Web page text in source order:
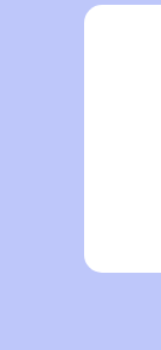
automatiser la